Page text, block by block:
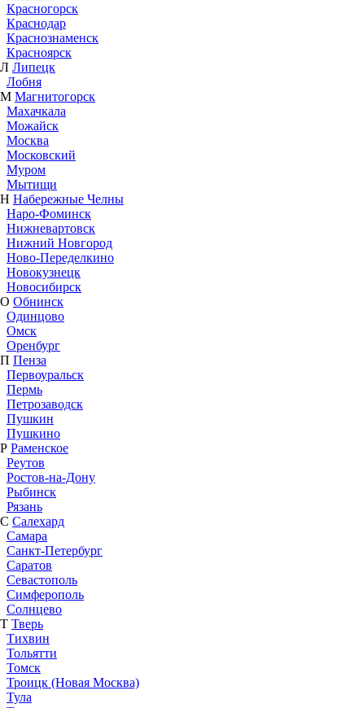
Красногорск
Краснодар
Краснознаменск
Красноярск
Л Липецк
Лобня
М Магнитогорск
Махачкала
Можайск
Москва
Московский
Муром
Мытищи
Н Набережные Челны
Наро-Фоминск
Нижневартовск
Нижний Новгород
Ново-Переделкино
Новокузнецк
Новосибирск
О Обнинск
Одинцово
Омск
Оренбург
П Пенза
Первоуральск
Пермь
Петрозаводск
Пушкин
Пушкино
Р Раменское
Реутов
Ростов-на-Дону
Рыбинск
Рязань
С Салехард
Самара
Санкт-Петербург
Саратов
Севастополь
Симферополь
Солнцево
Т Тверь
Тихвин
Тольятти
Томск
Троицк (Новая Москва)
Тула